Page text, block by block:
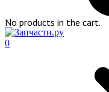
No products in the cart.
0